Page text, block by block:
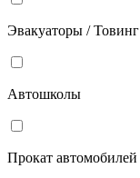
Эвакуаторы / Товинг
Автошколы
Прокат автомобилей